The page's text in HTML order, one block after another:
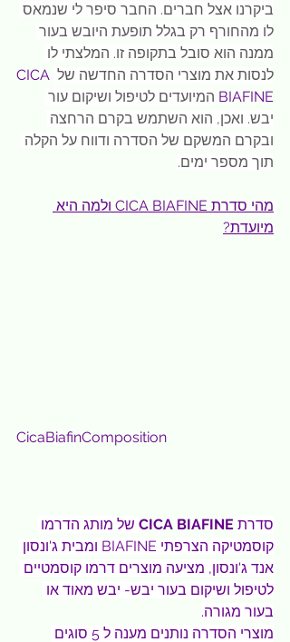
ביקרנו אצל חברים. החבר סיפר לי שנמאס
לו מהחורף רק בגלל תופעת היובש בעור
ממנה הוא סובל בתקופה זו. המלצתי לו
לנסות את מוצרי הסדרה החדשה של CICA
BIAFINE המיועדים לטיפול ושיקום עור
יבש. ואכן, הוא השתמש בקרם הרחצה
ובקרם המשקם של הסדרה ודווח על הקלה
תוך מספר ימים.
מהי סדרת CICA BIAFINE ולמה היא
מיועדת?
СicaBiafinComposition
סדרת CICA BIAFINE של מותג הדרמו
קוסמטיקה הצרפתי BIAFINE ומבית ג'ונסון
אנד ג'ונסון, מציעה מוצרים דרמו קוסמטיים
לטיפול ושיקום בעור יבש- יבש מאוד או
בעור מגורה.
מוצרי הסדרה נותנים מענה ל 5 סוגים